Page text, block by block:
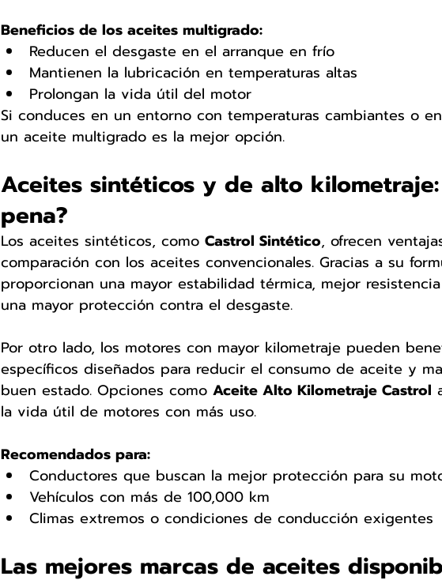
Beneficios de los aceites multigrado:
Reducen el desgaste en el arranque en frío
Mantienen la lubricación en temperaturas altas
Prolongan la vida útil del motor
Si conduces en un entorno con temperaturas cambiantes o
un aceite multigrado es la mejor opción.
Aceites sintéticos y de alto
pena?
Los aceites sintéticos, como Castrol Sintético, ofrecen
comparación con los aceites convencionales. Gracias a su
proporcionan una mayor estabilidad térmica, mejor
una mayor protección contra el desgaste.
Por otro lado, los motores con mayor kilometraje pueden
específicos diseñados para reducir el consumo de aceite y
buen estado. Opciones como Aceite Alto Kilometraje Castrol
la vida útil de motores con más uso.
Recomendados para:
Conductores que buscan la mejor protección para su
Vehículos con más de 100,000 km
Climas extremos o condiciones de conducción exigentes
Las mejores marcas de aceites